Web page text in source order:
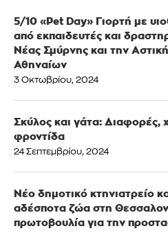
5/10 «Pet Day» Γιορτή με
από εκπαιδευτές και
Νέας Σμύρνης και την
Αθηναίων
3 Οκτωβρίου, 2024
Σκύλος και γάτα: Διαφορές,
φροντίδα
24 Σεπτεμβρίου, 2024
Νέο δημοτικό κτηνιατρείο
αδέσποτα ζώα στη
πρωτοβουλία για την